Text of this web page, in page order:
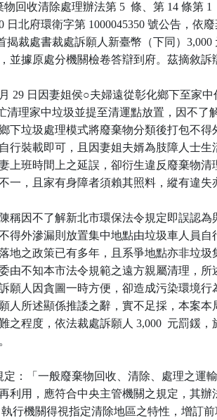
回收清除處理辦法第 5  條、第 14 條第 1
日北府環衛字第 1000045350 號公告，依
揭裁處書裁處訴願人新臺幣（下同）3,000
並據原處分機關檢卷答辯到府。茲摘敘訴
29 日因妻姐侯○夫婦遠從彰化鄉下至家中
忙清理家中垃圾並提至清運點放置，因不了
下垃圾處理模式將廢棄物分類後打包不得
自行裝載即可，且因妻姐夫婿為肢障人士生
妻上班時間上之延誤，卻衍生違反廢棄物清
不一，且家有身障者須賴其照料，縱有違失
稱因不了解新北市環保法令規定即誤認為
得外滲漏則放置集中地點由垃圾車人員自
落地之政策已有多年，且系爭地點亦非垃圾
委由不知本市法令規範之遠方親屬清理，所
願人因貪圖一時方便，卻造成污染環境行
人所述顯係推諉之辭，實不足採，本案本
之程度，依法裁處訴願人 3,000  元罰鍰，
：「一般廢棄物回收、清除、處理之運輸
利用，應符合中央主管機關之規定，其辦
執行機關得視指定清除地區之特性，增訂